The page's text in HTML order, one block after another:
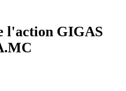
l'action GIGAS